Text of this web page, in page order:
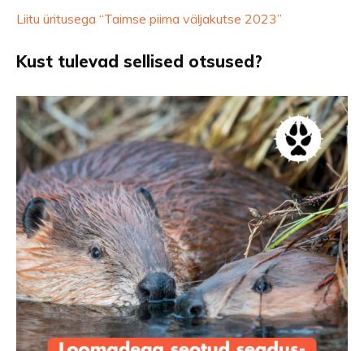
Liitu üritusega “Taimse piima väljakutse 2023”
Kust tulevad sellised otsused?